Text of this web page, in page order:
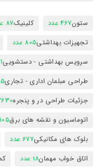
ستون467 عدد کلینیک87 عدد
تجهیزات بهداشتی805 عدد
سرویس بهداشتی - دستشویی
طراحی مبلمان اداری - تجاری
جزئیات طراحی در و پنجره3630
اتوماسیون و نقشه های برق905
بلوک های مکانیکی677 عدد
اتاق خواب مهمان18 عدد